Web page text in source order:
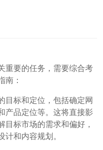
重要的任务，需要综合考
南：
目标和定位，包括确定网
产品定位等。这将直接影
标市场的需求和偏好，
和内容规划。